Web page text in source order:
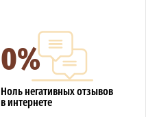
0%
Ноль негативных отзывов
в интернете